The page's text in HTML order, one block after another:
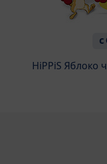
HiPPiS Яблоко